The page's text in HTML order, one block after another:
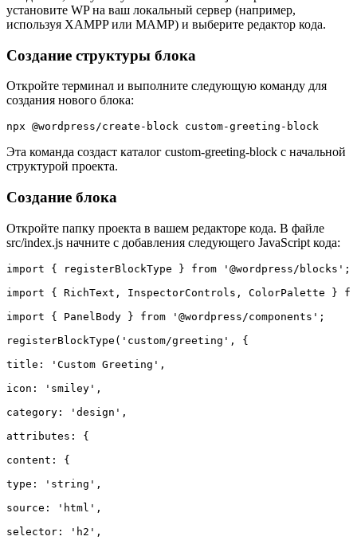
установите WP на ваш локальный сервер (например,
используя XAMPP или MAMP) и выберите редактор кода.
Создание структуры блока
Откройте терминал и выполните следующую команду для
создания нового блока:
npx @wordpress/create-block custom-greeting-block
Эта команда создаст каталог custom-greeting-block с начальной
структурой проекта.
Создание блока
Откройте папку проекта в вашем редакторе кода. В файле
src/index.js начните с добавления следующего JavaScript кода:
import { registerBlockType } from '@wordpress/blocks';
import { RichText, InspectorControls, ColorPalette }
import { PanelBody } from '@wordpress/components';
registerBlockType('custom/greeting', {
title: 'Custom Greeting',
icon: 'smiley',
category: 'design',
attributes: {
content: {
type: 'string',
source: 'html',
selector: 'h2',